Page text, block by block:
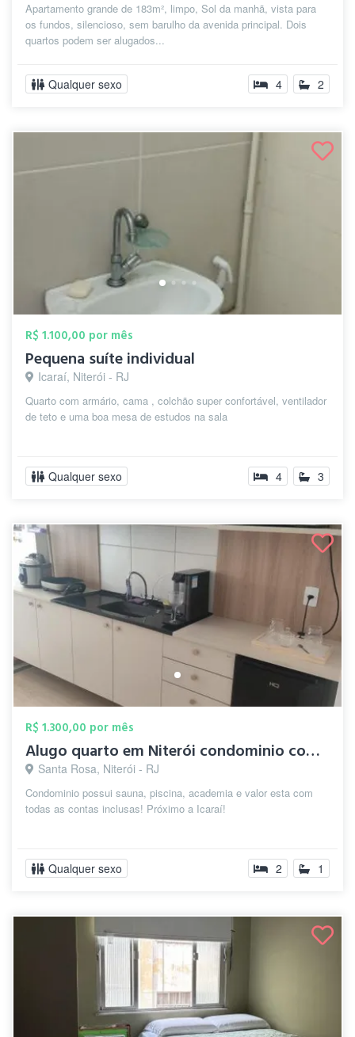
Apartamento grande de 183m², limpo, Sol da manhã, vista para
os fundos, silencioso, sem barulho da avenida principal. Dois
quartos podem ser alugados...
Qualquer sexo 4 2
R$ 1.100,00 por mês
Pequena suíte individual
Icaraí, Niterói - RJ
Quarto com armário, cama , colchão super confortável, ventilador
de teto e uma boa mesa de estudos na sala
Qualquer sexo 4 3
R$ 1.300,00 por mês
Alugo quarto em Niterói condominio compl...
Santa Rosa, Niterói - RJ
Condominio possui sauna, piscina, academia e valor esta com
todas as contas inclusas! Próximo a Icaraí!
Qualquer sexo 2 1